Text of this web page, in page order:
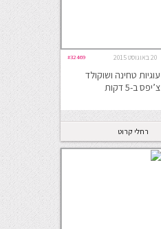
20 באוגוסט 2015 #32469
עוגיות טחינה ושוקולד
צ’יפס ב-5 דקות
רחלי קרוט